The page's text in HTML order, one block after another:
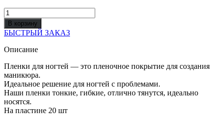
Количество
товара
PLENKI
для
маникюра
В корзину
БЫСТРЫЙ ЗАКАЗ
Описание
Пленки для ногтей — это пленочное покрытие для создания
маникюра.
Идеальное решение для ногтей с проблемами.
Наши пленки тонкие, гибкие, отлично тянутся, идеально
носятся.
На пластине 20 шт